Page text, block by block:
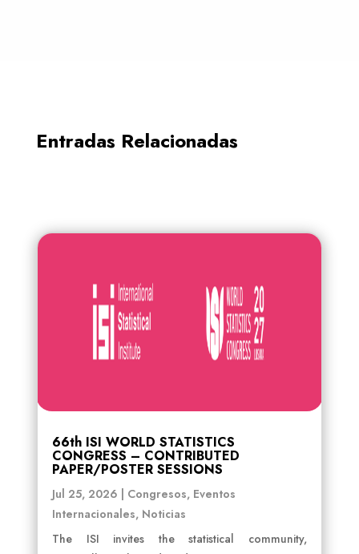
Entradas Relacionadas
66th ISI WORLD STATISTICS
CONGRESS – CONTRIBUTED
PAPER/POSTER SESSIONS
Jul 25, 2026 | Congresos, Eventos
Internacionales, Noticias
The ISI invites the statistical community,